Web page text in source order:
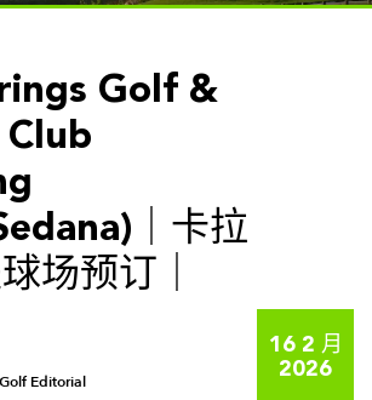
Golf &
｜卡拉
场预订｜
16 2 月
2026
Editorial